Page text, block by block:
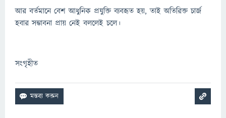
আর বর্তমানে বেশ আধুনিক প্রযুক্তি ব্যবহৃত হয়, তাই অতিরিক্ত চার্জ
হবার সম্ভাবনা প্রায় নেই বললেই চলে।
সংগৃহীত